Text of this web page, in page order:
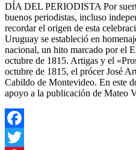
DÍA DEL PERIODISTA Por
buenos periodistas, incluso
recordar el origen de esta
Uruguay se estableció en
nacional, un hito marcado por el
octubre de 1815. Artigas y el
octubre de 1815, el prócer José
Cabildo de Montevideo. En este
apoyo a la publicación de Mateo
Facebook